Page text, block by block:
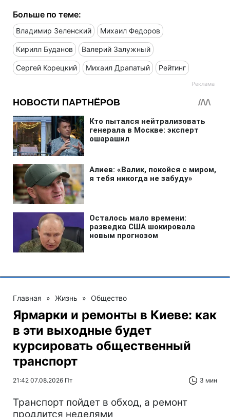
Больше по теме:
Владимир Зеленский Михаил Федоров
Кирилл Буданов Валерий Залужный
Сергей Корецкий Михаил Драпатый Рейтинг
Главная » Жизнь » Общество
Ярмарки и ремонты в Киеве: как
в эти выходные будет
курсировать общественный
транспорт
21:42 07.08.2026 Пт 3 мин
Транспорт пойдет в обход, а ремонт
продлится неделями